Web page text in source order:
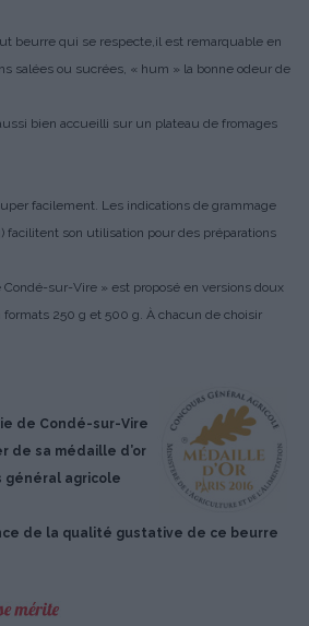
beurre qui se respecte,il est remarquable en
salées ou sucrées, « hum » la bonne odeur de
bien accueilli sur un plateau de fromages
facilement. Les indications de grammage
facilitent son utilisation pour des préparations
sur-Vire » est proposé en versions doux
250 g et 500 g. À chacun de choisir
de Condé-sur-Vire
de sa médaille d’or
général agricole
de la qualité gustative de ce beurre